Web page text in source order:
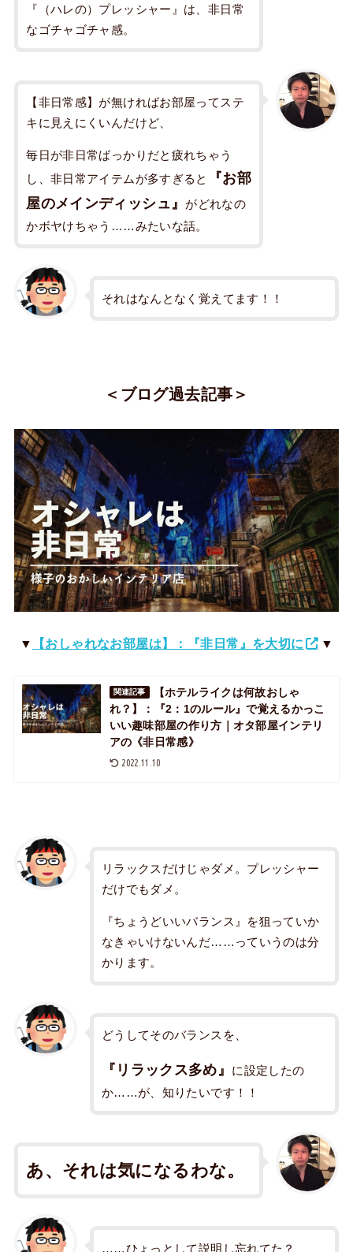
『（ハレの）プレッシャー』は、非日常
なゴチャゴチャ感。
【非日常感】が無ければお部屋ってステ
キに見えにくいんだけど、
毎日が非日常ばっかりだと疲れちゃう
し、非日常アイテムが多すぎると
『お部
屋のメインディッシュ』
がどれなの
かボヤけちゃう……みたいな話。
それはなんとなく覚えてます！！
＜ブログ過去記事＞
▼ 【おしゃれなお部屋は】：『非日常』を大切に ▼
関連記事
【ホテルライクは何故おしゃ
れ？】：『2：1のルール』で覚えるかっこ
いい趣味部屋の作り方｜オタ部屋インテリ
アの《非日常感》
2022.11.10
リラックスだけじゃダメ。プレッシャー
だけでもダメ。
『ちょうどいいバランス』を狙っていか
なきゃいけないんだ……っていうのは分
かります。
どうしてそのバランスを、
『リラックス多め』
に設定したの
か……が、知りたいです！！
あ、それは気になるわな。
……ひょっとして説明し忘れてた？